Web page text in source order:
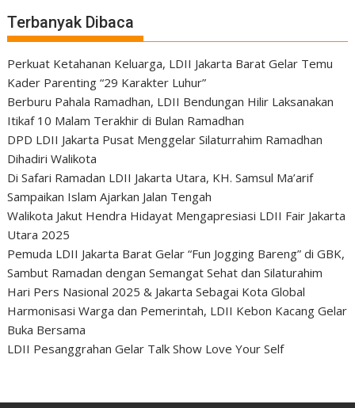
Terbanyak Dibaca
Perkuat Ketahanan Keluarga, LDII Jakarta Barat Gelar Temu
Kader Parenting “29 Karakter Luhur”
Berburu Pahala Ramadhan, LDII Bendungan Hilir Laksanakan
Itikaf 10 Malam Terakhir di Bulan Ramadhan
DPD LDII Jakarta Pusat Menggelar Silaturrahim Ramadhan
Dihadiri Walikota
Di Safari Ramadan LDII Jakarta Utara, KH. Samsul Ma’arif
Sampaikan Islam Ajarkan Jalan Tengah
Walikota Jakut Hendra Hidayat Mengapresiasi LDII Fair Jakarta
Utara 2025
Pemuda LDII Jakarta Barat Gelar “Fun Jogging Bareng” di GBK,
Sambut Ramadan dengan Semangat Sehat dan Silaturahim
Hari Pers Nasional 2025 & Jakarta Sebagai Kota Global
Harmonisasi Warga dan Pemerintah, LDII Kebon Kacang Gelar
Buka Bersama
LDII Pesanggrahan Gelar Talk Show Love Your Self